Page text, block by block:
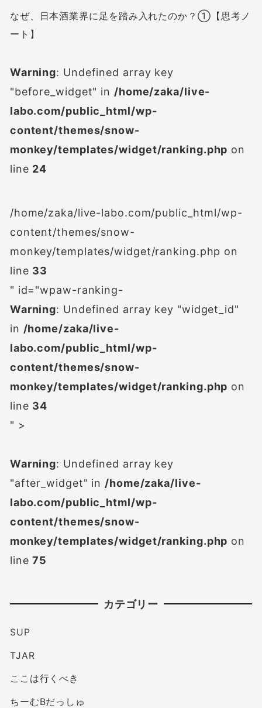
なぜ、日本酒業界に足を踏み入れたのか？①【思考ノ
ート】
Warning: Undefined array key
"before_widget" in /home/zaka/live-
labo.com/public_html/wp-
content/themes/snow-
monkey/templates/widget/ranking.php on
line 24
/home/zaka/live-labo.com/public_html/wp-
content/themes/snow-
monkey/templates/widget/ranking.php on
line 33
" id="wpaw-ranking-
Warning: Undefined array key "widget_id"
in /home/zaka/live-
labo.com/public_html/wp-
content/themes/snow-
monkey/templates/widget/ranking.php on
line 34
" >
Warning: Undefined array key
"after_widget" in /home/zaka/live-
labo.com/public_html/wp-
content/themes/snow-
monkey/templates/widget/ranking.php on
line75
カテゴリー
SUP
TJAR
ここは行くべき
ちーむBだっしゅ